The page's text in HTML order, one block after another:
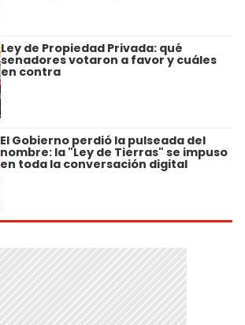
Ley de Propiedad Privada: qué
senadores votaron a favor y cuáles
en contra
El Gobierno perdió la pulseada del
nombre: la "Ley de Tierras" se impuso
en toda la conversación digital